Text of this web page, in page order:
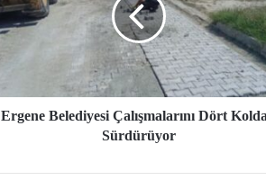
Ergene Belediyesi Çalışmalarını Dört
Sürdürüyor